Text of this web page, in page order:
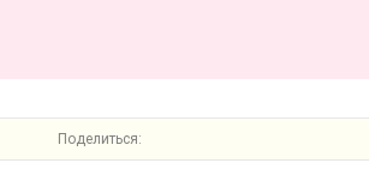
Поделиться: